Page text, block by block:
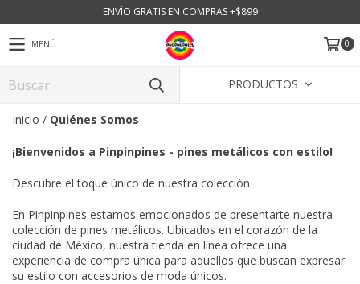
ENVÍO GRATIS EN COMPRAS +$899
MENÚ 0
PRODUCTOS
Inicio / Quiénes Somos
¡Bienvenidos a Pinpinpines - pines metálicos con estilo!
Descubre el toque único de nuestra colección
En Pinpinpines estamos emocionados de presentarte nuestra
colección de pines metálicos. Ubicados en el corazón de la
ciudad de México, nuestra tienda en línea ofrece una
experiencia de compra única para aquellos que buscan expresar
su estilo con accesorios de moda únicos.